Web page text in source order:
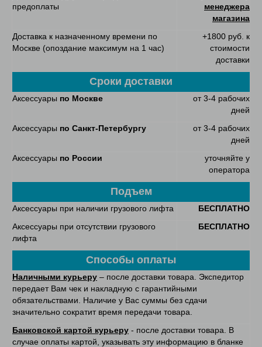
предоплаты
менеджера
магазина
Доставка к назначенному времени по
Москве (опоздание максимум на 1 час)
+1800 руб. к
стоимости
доставки
Сроки доставки
Аксессуары по Москве
от 3-4 рабочих
дней
Аксессуары по Санкт-Петербургу
от 3-4 рабочих
дней
Аксессуары по России
уточняйте у
оператора
Подъем
Аксессуары при наличии грузового лифта
БЕСПЛАТНО
Аксессуары при отсутствии грузового
лифта
БЕСПЛАТНО
Способы оплаты
Наличными курьеру – после доставки товара. Экспедитор
передает Вам чек и накладную с гарантийными
обязательствами. Наличие у Вас суммы без сдачи
значительно сократит время передачи товара.
Банковской картой курьеру - после доставки товара. В
случае оплаты картой, указывать эту информацию в бланке